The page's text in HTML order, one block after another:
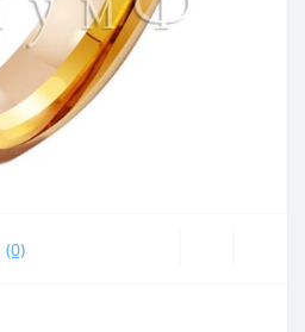
(0)